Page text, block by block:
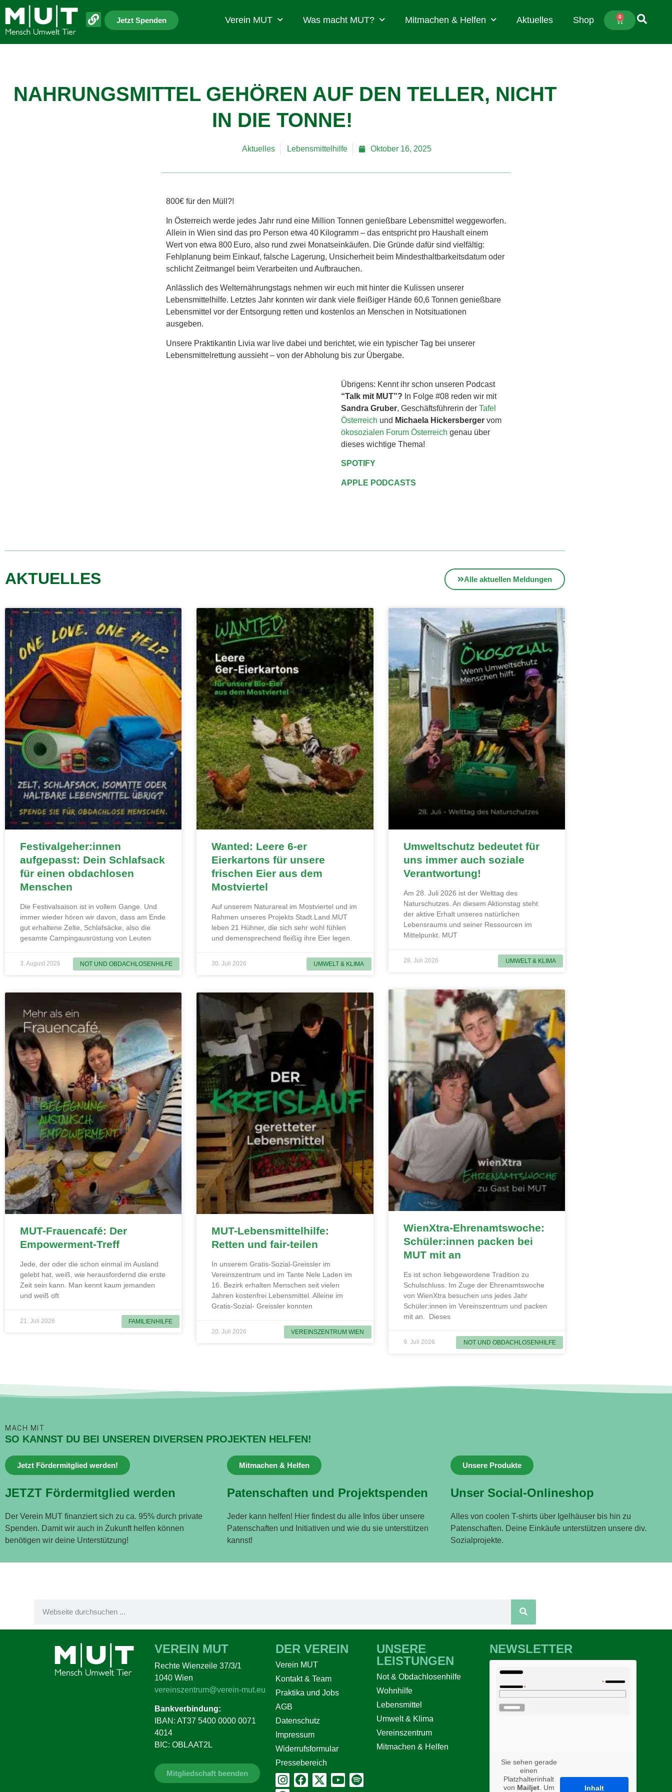
Jetzt Spenden Verein MUT Was macht MUT? Mitmachen & Helfen Aktuelles Shop 0
NAHRUNGSMITTEL GEHÖREN AUF DEN TELLER, NICHT
IN DIE TONNE!
Aktuelles Lebensmittelhilfe Oktober 16, 2025
800€ für den Müll?!
In Österreich werde jedes Jahr rund eine Million Tonnen genießbare Lebensmittel weggeworfen.
Allein in Wien sind das pro Person etwa 40 Kilogramm – das entspricht pro Haushalt einem
Wert von etwa 800 Euro, also rund zwei Monatseinkäufen. Die Gründe dafür sind vielfältig:
Fehlplanung beim Einkauf, falsche Lagerung, Unsicherheit beim Mindesthaltbarkeitsdatum oder
schlicht Zeitmangel beim Verarbeiten und Aufbrauchen.
Anlässlich des Welternährungstags nehmen wir euch mit hinter die Kulissen unserer
Lebensmittelhilfe. Letztes Jahr konnten wir dank viele fleißiger Hände 60,6 Tonnen genießbare
Lebensmittel vor der Entsorgung retten und kostenlos an Menschen in Notsituationen
ausgeben.
Unsere Praktikantin Livia war live dabei und berichtet, wie ein typischer Tag bei unserer
Lebensmittelrettung aussieht – von der Abholung bis zur Übergabe.
Übrigens: Kennt ihr schon unseren Podcast
“Talk mit MUT”? In Folge #08 reden wir mit
Sandra Gruber, Geschäftsführerin der Tafel
Österreich und Michaela Hickersberger vom
ökosozialen Forum Österreich genau über
dieses wichtige Thema!
SPOTIFY
APPLE PODCASTS
AKTUELLES Alle aktuellen Meldungen
NOT UND OBDACHLOSENHILFE
Festivalgeher:innen
aufgepasst: Dein Schlafsack
für einen obdachlosen
Menschen
Die Festivalsaison ist in vollem Gange. Und
immer wieder hören wir davon, dass am Ende
gut erhaltene Zelte, Schlafsäcke, also die
gesamte Campingausrüstung von Leuten
3. August 2026 UMWELT & KLIMA
Wanted: Leere 6-er
Eierkartons für unsere
frischen Eier aus dem
Mostviertel
Auf unserem Naturareal im Mostviertel und im
Rahmen unseres Projekts Stadt.Land.MUT
leben 21 Hühner, die sich sehr wohl fühlen
und demensprechend fleißig ihre Eier legen.
30. Juli 2026 UMWELT & KLIMA
Umweltschutz bedeutet für
uns immer auch soziale
Verantwortung!
Am 28. Juli 2026 ist der Welttag des
Naturschutzes. An diesem Aktionstag steht
der aktive Erhalt unseres natürlichen
Lebensraums und seiner Ressourcen im
Mittelpunkt. MUT
28. Juli 2026
FAMILIENHILFE
MUT-Frauencafé: Der
Empowerment-Treff
Jede, der oder die schon einmal im Ausland
gelebt hat, weiß, wie herausfordernd die erste
Zeit sein kann. Man kennt kaum jemanden
und weiß oft
21. Juli 2026
VEREINSZENTRUM WIEN
MUT-Lebensmittelhilfe:
Retten und fair-teilen
In unserem Gratis-Sozial-Greissler im
Vereinszentrum und im Tante Nele Laden im
16. Bezirk erhalten Menschen seit vielen
Jahren kostenfrei Lebensmittel. Alleine im
Gratis-Sozial- Greissler konnten
20. Juli 2026
NOT UND OBDACHLOSENHILFE
WienXtra-Ehrenamtswoche:
Schüler:innen packen bei
MUT mit an
Es ist schon liebgewordene Tradition zu
Schulschluss. Im Zuge der Ehrenamtswoche
von WienXtra besuchen uns jedes Jahr
Schüler:innen im Vereinszentrum und packen
mit an. Dieses
9. Juli 2026
MACH MIT
SO KANNST DU BEI UNSEREN DIVERSEN PROJEKTEN HELFEN!
Jetzt Fördermitglied werden!
JETZT Fördermitglied werden
Der Verein MUT finanziert sich zu ca. 95% durch private
Spenden. Damit wir auch in Zukunft helfen können
benötigen wir deine Unterstützung!
Mitmachen & Helfen
Patenschaften und Projektspenden
Jeder kann helfen! Hier findest du alle Infos über unsere
Patenschaften und Initiativen und wie du sie unterstützen
kannst!
Unsere Produkte
Unser Social-Onlineshop
Alles von coolen T-shirts über Igelhäuser bis hin zu
Patenschaften. Deine Einkäufe unterstützen unsere div.
Sozialprojekte.
VEREIN MUT
Rechte Wienzeile 37/3/1
1040 Wien
vereinszentrum@verein-mut.eu
Bankverbindung:
IBAN: AT37 5400 0000 0071
4014
BIC: OBLAAT2L
Mitgliedschaft beenden
DER VEREIN
Verein MUT
Kontakt & Team
Praktika und Jobs
AGB
Datenschutz
Impressum
Widerrufsformular
Pressebereich
UNSERE
LEISTUNGEN
Not & Obdachlosenhilfe
Wohnhilfe
Lebensmittel
Umwelt & Klima
Vereinszentrum
Mitmachen & Helfen
NEWSLETTER
Sie sehen gerade
einen
Platzhalterinhalt
von Mailjet. Um
Inhalt